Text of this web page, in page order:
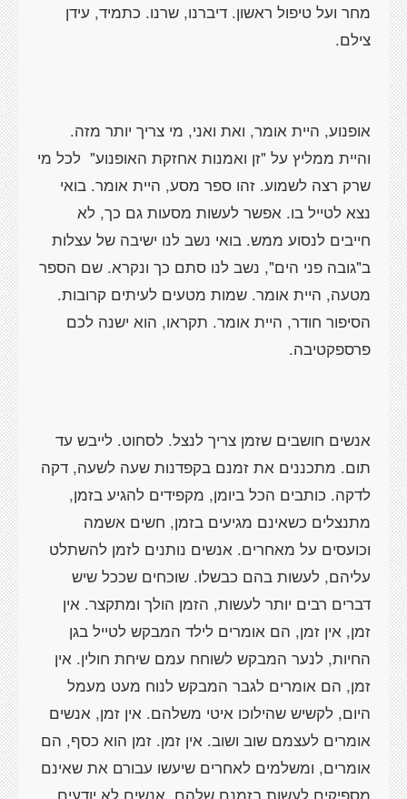
מחר ועל טיפול ראשון. דיברנו, שרנו. כתמיד, עידן
צילם.
אופנוע, היית אומר, ואת ואני, מי צריך יותר מזה.
והיית ממליץ על "זן ואמנות אחזקת האופנוע" לכל מי
שרק רצה לשמוע. זהו ספר מסע, היית אומר. בואי
נצא לטייל בו. אפשר לעשות מסעות גם כך, לא
חייבים לנסוע ממש. בואי נשב לנו ישיבה של עצלות
ב"גובה פני הים", נשב לנו סתם כך ונקרא. שם הספר
מטעה, היית אומר. שמות מטעים לעיתים קרובות.
הסיפור חודר, היית אומר. תקראו, הוא ישנה לכם
פרספקטיבה.
אנשים חושבים שזמן צריך לנצל. לסחוט. לייבש עד
תום. מתכננים את זמנם בקפדנות שעה לשעה, דקה
לדקה. כותבים הכל ביומן, מקפידים להגיע בזמן,
מתנצלים כשאינם מגיעים בזמן, חשים אשמה
וכועסים על מאחרים. אנשים נותנים לזמן להשתלט
עליהם, לעשות בהם כבשלו. שוכחים שככל שיש
דברים רבים יותר לעשות, הזמן הולך ומתקצר. אין
זמן, אין זמן, הם אומרים לילד המבקש לטייל בגן
החיות, לנער המבקש לשוחח עמם שיחת חולין. אין
זמן, הם אומרים לגבר המבקש לנוח מעט מעמל
היום, לקשיש שהילוכו איטי משלהם. אין זמן, אנשים
אומרים לעצמם שוב ושוב. אין זמן. זמן הוא כסף, הם
אומרים, ומשלמים לאחרים שיעשו עבורם את שאינם
מספיקים לעשות בזמנם שלהם. אנשים לא יודעים